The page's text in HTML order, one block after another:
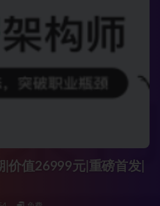
价值26999元|重磅首发|